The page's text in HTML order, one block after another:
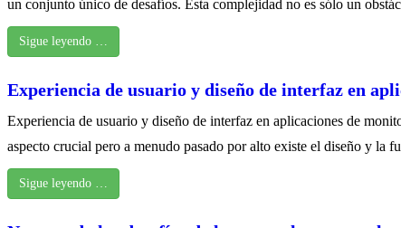
un conjunto único de desafíos. Esta complejidad no es sólo un
Sigue leyendo …
Experiencia de usuario y diseño de interfaz en
Experiencia de usuario y diseño de interfaz en aplicaciones de
aspecto crucial pero a menudo pasado por alto existe el diseño y
Sigue leyendo …